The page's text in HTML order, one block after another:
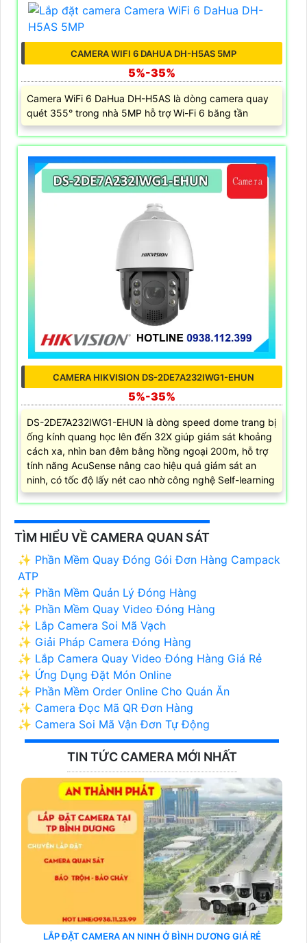
CAMERA WIFI 6 DAHUA DH-H5AS 5MP
5%-35%
Camera WiFi 6 DaHua DH-H5AS là dòng camera quay
quét 355° trong nhà 5MP hỗ trợ Wi-Fi 6 băng tần
CAMERA HIKVISION DS-2DE7A232IWG1-EHUN
5%-35%
DS-2DE7A232IWG1-EHUN là dòng speed dome trang bị
ống kính quang học lên đến 32X giúp giám sát khoảng
cách xa, nhìn ban đêm bằng hồng ngoại 200m, hỗ trợ
tính năng AcuSense nâng cao hiệu quả giám sát an
ninh, có tốc độ lấy nét cao nhờ công nghệ Self-learning
TÌM HIỂU VỀ CAMERA QUAN SÁT
✨ Phần Mềm Quay Đóng Gói Đơn Hàng Campack
ATP
✨ Phần Mềm Quản Lý Đóng Hàng
✨ Phần Mềm Quay Video Đóng Hàng
✨ Lắp Camera Soi Mã Vạch
✨ Giải Pháp Camera Đóng Hàng
✨ Lắp Camera Quay Video Đóng Hàng Giá Rẻ
✨ Ứng Dụng Đặt Món Online
✨ Phần Mềm Order Online Cho Quán Ăn
✨ Camera Đọc Mã QR Đơn Hàng
✨ Camera Soi Mã Vận Đơn Tự Động
TIN TỨC CAMERA MỚI NHẤT
LẮP ĐẶT CAMERA AN NINH Ở BÌNH DƯƠNG GIÁ RẺ